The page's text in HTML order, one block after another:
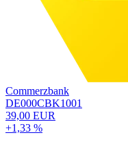
Commerzbank
DE000CBK1001
39,00 EUR
+1,33 %